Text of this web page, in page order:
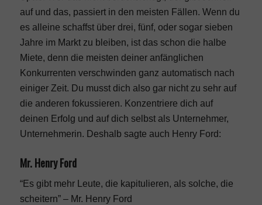
auf und das, passiert in den meisten Fällen. Wenn du
es alleine schaffst über drei, fünf, oder sogar sieben
Jahre im Markt zu bleiben, ist das schon die halbe
Miete, denn die meisten deiner anfänglichen
Konkurrenten verschwinden ganz automatisch nach
einiger Zeit. Du musst dich also gar nicht zu sehr auf
die anderen fokussieren. Konzentriere dich auf
deinen Erfolg und auf dich selbst als Unternehmer,
Unternehmerin. Deshalb sagte auch Henry Ford:
Mr. Henry Ford
“Es gibt mehr Leute, die kapitulieren, als solche, die
scheitern” – Mr. Henry Ford